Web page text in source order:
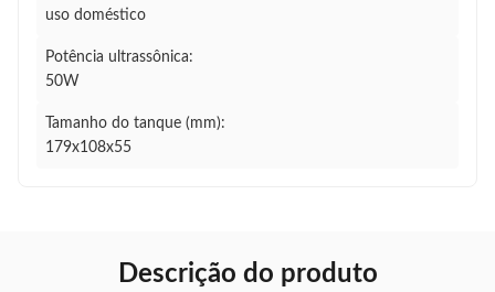
uso doméstico
Potência ultrassônica:
50W
Tamanho do tanque (mm):
179x108x55
Descrição do produto